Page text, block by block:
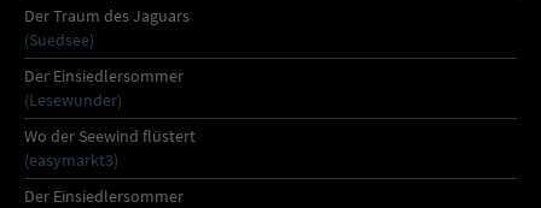
Der Traum des Jaguars
(Suedsee)
Der Einsiedlersommer
(Lesewunder)
Wo der Seewind flüstert
(easymarkt3)
Der Einsiedlersommer